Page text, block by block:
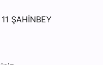
ŞAHİNBEY